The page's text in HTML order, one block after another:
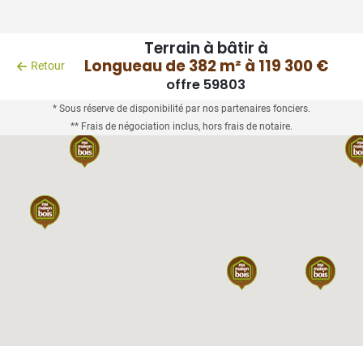
Retour
Terrain à bâtir à
Longueau de 382 m² à 119 300 €
offre 59803
* Sous réserve de disponibilité par nos partenaires fonciers.
** Frais de négociation inclus, hors frais de notaire.